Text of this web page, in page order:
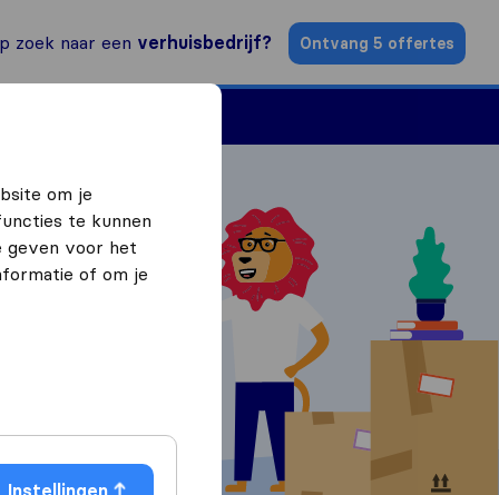
zoek naar een verhuisbedrijf? Ontvang 5 offertes
om je
te kunnen
geven voor het
of om je
Instellingen